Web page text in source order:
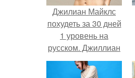
Джилиан Майклс
похудеть за 30 дней
1 уровень на
русском. Джиллиан
Майклс «Похудей
за 30 дней» —